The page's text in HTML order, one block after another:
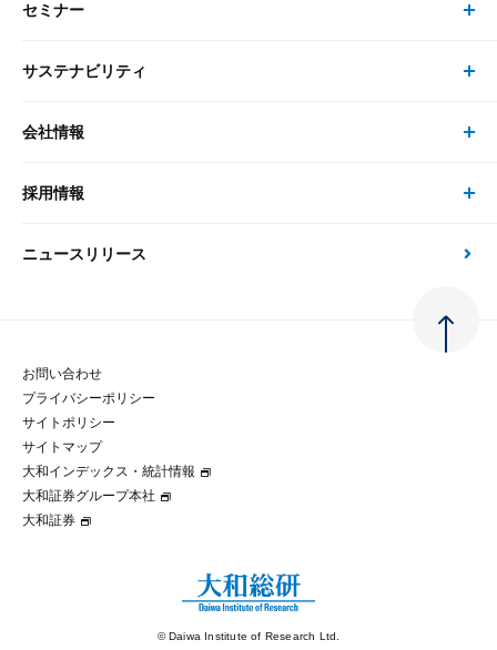
大和総研の強み
先端テクノロジーに基づく新たな価値の創出
政策分析
金融経済教育等
コラム
大和インデックス・統計情報
研究員
書籍・刊行物 トップ
書籍
セミナー
セミナー トップ
現在受付中のセミナー・イベント
サステナビリティ
サステナビリティの取り組み
次世代社会への貢献
マルチステークホルダー方針
パートナーシップ構築宣言
会社情報
会社情報 トップ
会社概要・役員一覧
大和総研の歩み
グループ会社
採用情報
採用情報 トップ
経験者採用
ニュースリリース
お問い合わせ
プライバシーポリシー
サイトポリシー
サイトマップ
大和インデックス・統計情報
大和証券グループ本社
大和証券
© Daiwa Institute of Research Ltd.